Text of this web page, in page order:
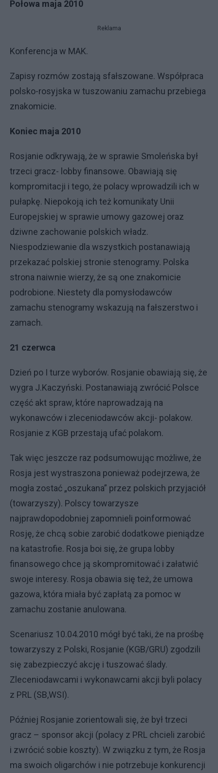
Połowa maja 2010
Reklama
Konferencja w MAK.
Zapisy rozmów zostają sfałszowane. Współpraca
polsko-rosyjska w tuszowaniu zamachu przebiega
znakomicie.
Koniec maja 2010
Rosjanie odkrywają, że w sprawie Smoleńska był
trzeci gracz- lobby finansowe. Obawiają się
kompromitacji i tego, że polacy wprowadzili ich w
pułapkę. Niepokoją ich też komunikaty Unii
Europejskiej w sprawie umowy gazowej oraz
dziwne zachowanie polskich władz.
Niespodziewanie dla wszystkich postanawiają
przekazać polskiej stronie stenogramy. Polska
strona naiwnie wierzy, że są one znakomicie
podrobione. Niestety dla pomysłodawców
zamachu stenogramy wskazują na fałszerstwo i
zamach.
21 czerwca
Dzień po I turze wyborów. Rosjanie obawiają się, że
wygra J.Kaczyński. Postanawiają zwrócić Polsce
część akt spraw, które naprowadzają na
wykonawców i zleceniodawców akcji- polakow.
Rosjanie z KGB przestają ufać polakom.
Tak więc jeszcze raz podsumowując możliwe, że
Rosja jest wystraszona ponieważ podejrzewa, że
mogła zostać „oszukana” przez polskich przyjaciół
(towarzyszy). Polscy towarzysze
najprawdopodobniej zapomnieli poinformować
Rosję, że chcą sobie zarobić dodatkowe pieniądze
na katastrofie. Rosja boi się, że grupa lobby
finansowego chce ją skompromitować i załatwić
swoje interesy. Rosja obawia się też, że umowa
gazowa, która miała być zapłatą za pomoc w
zamachu zostanie anulowana.
Scenariusz 10.04.2010 mógł być taki, że na prośbę
towarzyszy z Polski, Rosjanie (KGB/GRU) zgodzili
się zabezpieczyć akcję i tuszować ślady.
Zleceniodawcami i wykonawcami akcji byli polacy
z PRL (SB,WSI).
Później Rosjanie zorientowali się, że był trzeci
gracz – sponsor akcji (polacy z PRL chcieli zarobić
i zwrócić sobie koszty). W związku z tym, że Rosja
ma swoich oligarchów i nie potrzebuje konkurencji